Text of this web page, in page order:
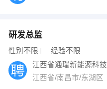
研发总监
性别不限 经验不限
江西省/南昌市/东湖区